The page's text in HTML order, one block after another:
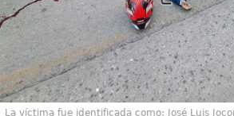
La víctima fue identificada como: José Luis